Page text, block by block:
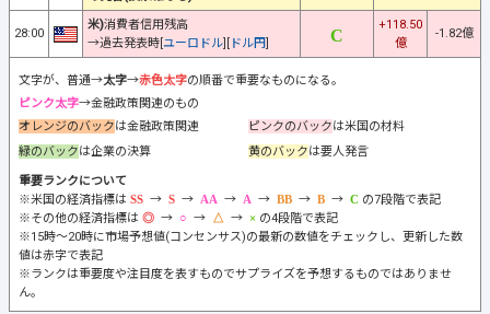
28:00
米)消費者信用残高
→過去発表時[ユーロドル][ ドル円]
+118.50
億
-1.82億
文字が、普通→太字→赤色太字の順番で重要なものになる。
ピンク太字→金融政策関連のもの
オレンジのバックは金融政策関連 ピンクのバックは米国の材料
緑のバックは企業の決算 黄のバックは要人発言
重要ランクについて
※米国の経済指標は
→ → → → → →
の7段階で表記
※その他の経済指標は
→ → →
の4段階で表記
※15時～20時に市場予想値(コンセンサス)の最新の数値をチェックし、更新した数
値は赤字で表記
※ランクは重要度や注目度を表すものでサプライズを予想するものではありませ
ん。